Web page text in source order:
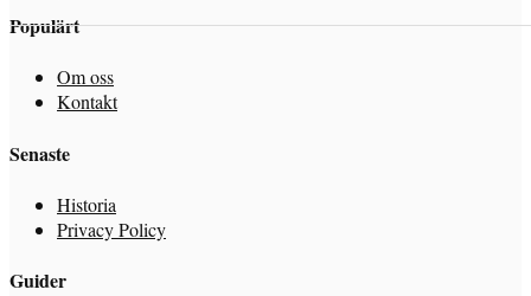
Populärt
Om oss
Kontakt
Senaste
Historia
Privacy Policy
Guider